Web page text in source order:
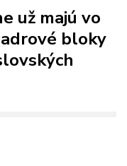
už majú vo
bloky